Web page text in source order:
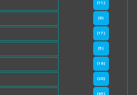
(11)
(6)
(17)
(5)
(16)
(20)
(49)